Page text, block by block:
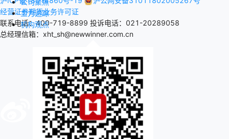
公司聚焦
主力追踪
机构观点
经营证券期货业务许可证
联系电话：400-719-8899 投诉电话：021-20289058
总经理信箱：xht_sh@newwinner.com.cn